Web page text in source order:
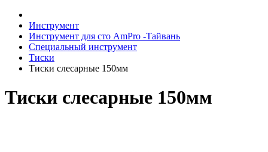
Инструмент
Инструмент для сто AmPro -Тайвань
Специальный инструмент
Тиски
Тиски слесарные 150мм
Тиски слесарные 150мм